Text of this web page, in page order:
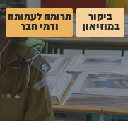
ביקור
במוזיאון
תרומה לעמותה
ודמי חבר